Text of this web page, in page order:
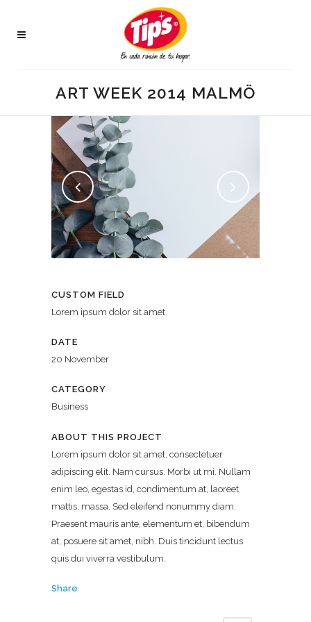
ART WEEK 2014 MALMÖ
CUSTOM FIELD
Lorem ipsum dolor sit amet
DATE
20 November
CATEGORY
Business
ABOUT THIS PROJECT
Lorem ipsum dolor sit amet, consectetuer
adipiscing elit. Nam cursus. Morbi ut mi. Nullam
enim leo, egestas id, condimentum at, laoreet
mattis, massa. Sed eleifend nonummy diam.
Praesent mauris ante, elementum et, bibendum
at, posuere sit amet, nibh. Duis tincidunt lectus
quis dui viverra vestibulum.
Share